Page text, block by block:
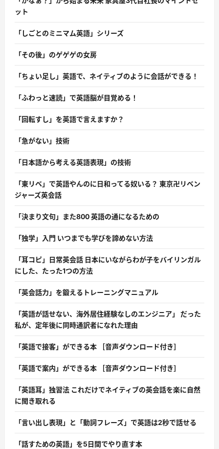
ット
「しごとのミニマム英語」シリーズ
「その後」のゲゲゲの女房
「ちょい足し」英語で、ネイティブのように会話ができる！
「ふわっと速読」で英語脳が目覚める！
「回転すし」を英語で言えますか？
「急がない」技術
「日本語から考える英語表現」の技術
「東リベ」で英語やんのに日和ってる奴いる？ 東京卍リベン
ジャーズ英会話
「決まり文句」また800 英語の通になるための
「独学」入門 いつまでも学びを諦めない方法
「耳コピ」日常英会話 日本にいながらわが子をバイリンガル
にした、たった1つの方法
「英会話力」を鍛えるトレーニングマニュアル
「英語が話せない、海外居住経験なしのエンジニア」 だった
私が、定年後に同時通訳者になれた理由
「英語で接客」ができる本 ［音声ダウンロード付き］
「英語で案内」ができる本 ［音声ダウンロード付き］
「英語耳」独習法 これだけでネイティブの英会話を楽に自然
に聞き取れる
「言い出し表現」と「動詞フレーズ」で英語は2秒で話せる
「話すための英語」を5日間でやり直す本